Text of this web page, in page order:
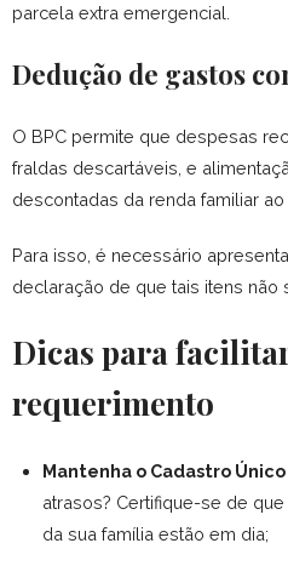
parcela extra emergencial.
Dedução de gastos
O BPC permite que despesas
fraldas descartáveis, e
descontadas da renda familiar
Para isso, é necessário
declaração de que tais itens não
Dicas para
requerimento
Mantenha o Cadastro
atrasos? Certifique-se de
da sua família estão em dia;